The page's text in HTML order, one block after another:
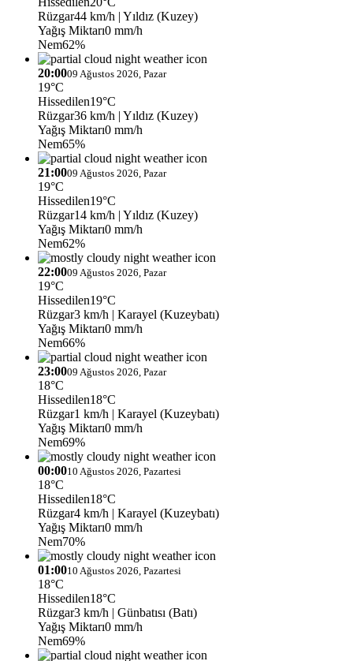
Rüzgar44 km/h | Yıldız (Kuzey)
Yağış Miktarı0 mm/h
Nem62%
20:0009 Ağustos 2026, Pazar
19°C
Hissedilen19°C
Rüzgar36 km/h | Yıldız (Kuzey)
Yağış Miktarı0 mm/h
Nem65%
21:0009 Ağustos 2026, Pazar
19°C
Hissedilen19°C
Rüzgar14 km/h | Yıldız (Kuzey)
Yağış Miktarı0 mm/h
Nem62%
22:0009 Ağustos 2026, Pazar
19°C
Hissedilen19°C
Rüzgar3 km/h | Karayel (Kuzeybatı)
Yağış Miktarı0 mm/h
Nem66%
23:0009 Ağustos 2026, Pazar
18°C
Hissedilen18°C
Rüzgar1 km/h | Karayel (Kuzeybatı)
Yağış Miktarı0 mm/h
Nem69%
00:0010 Ağustos 2026, Pazartesi
18°C
Hissedilen18°C
Rüzgar4 km/h | Karayel (Kuzeybatı)
Yağış Miktarı0 mm/h
Nem70%
01:0010 Ağustos 2026, Pazartesi
18°C
Hissedilen18°C
Rüzgar3 km/h | Günbatısı (Batı)
Yağış Miktarı0 mm/h
Nem69%